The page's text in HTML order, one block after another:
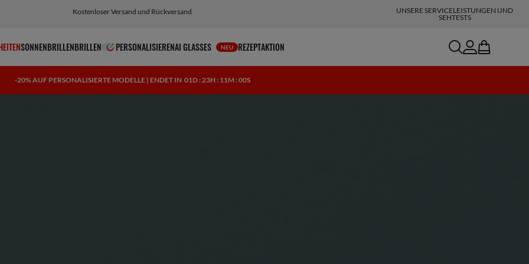
Wähle Klarna und PayPal für einfache und flexible Zahlungsoptionen
UNSERE SERVICELEISTUNGEN UND
SEHTESTS
SONNENBRILLENBRILLEN PERSONALISIERENAI GLASSES NEU REZEPTAKTION searchaccount
bag
-20% AUF PERSONALISIERTE MODELLE | ENDET IN 01D : 23H : 10M : 58S